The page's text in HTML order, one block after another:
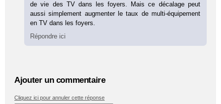
de vie des TV dans les foyers. Mais ce décalage peut
aussi simplement augmenter le taux de multi-équipement
en TV dans les foyers.
Répondre ici
Ajouter un commentaire
Cliquez ici pour annuler cette réponse